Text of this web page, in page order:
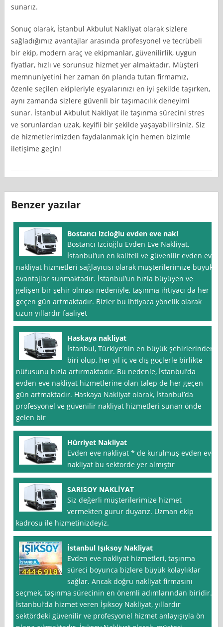
sunarız.
Sonuç olarak, İstanbul Akbulut Nakliyat olarak sizlere
sağladığımız avantajlar arasında profesyonel ve tecrübeli
bir ekip, modern araç ve ekipmanlar, güvenilirlik, uygun
fiyatlar, hızlı ve sorunsuz hizmet yer almaktadır. Müşteri
memnuniyetini her zaman ön planda tutan firmamız,
özenle seçilen ekipleriyle eşyalarınızı en iyi şekilde taşırken,
aynı zamanda sizlere güvenli bir taşımacılık deneyimi
sunar. İstanbul Akbulut Nakliyat ile taşınma sürecini stres
ve sorunlardan uzak, keyifli bir şekilde yaşayabilirsiniz. Siz
de hizmetlerimizden faydalanmak için hemen bizimle
iletişime geçin!
Benzer yazılar
Bostancı izcioğlu evden eve nakl
Bostancı Izcioğlu Evden Eve Nakliyat,
İstanbul‘un en kaliteli ve güvenilir evden eve
nakliyat hizmetleri sağlayıcısı olarak müşterilerimize büyük
avantajlar sunmaktadır. İstanbul’un hızla büyüyen ve
gelişen bir şehir olması nedeniyle, taşınma ihtiyacı da her
geçen gün artmaktadır. Bizler bu ihtiyaca yönelik olarak
uzun yıllardır faaliyet
Haskaya nakliyat
İstanbul, Türkiye’nin en büyük şehirlerinden
biri olup, her yıl iç ve dış göçlerle birlikte
nüfusunu hızla artırmaktadır. Bu nedenle, İstanbul’da
evden eve nakliyat hizmetlerine olan talep de her geçen
gün artmaktadır. Haskaya Nakliyat olarak, İstanbul’da
profesyonel ve güvenilir nakliyat hizmetleri sunan önde
gelen bir
Hürriyet Nakliyat
Evden eve nakliyat * de kurulmuş evden eve
nakliyat bu sektorde yer almıştır
SARISOY NAKLİYAT
Siz değerli müşterilerimize hizmet
vermekten gurur duyarız. Uzman ekip
kadrosu ile hizmetinizdeyiz.
İstanbul Işıksoy Nakliyat
Evden eve nakliyat hizmetleri, taşınma
süreci boyunca bizlere büyük kolaylıklar
sağlar. Ancak doğru nakliyat firmasını
seçmek, taşınma sürecinin en önemli adımlarından biridir.
İstanbul‘da hizmet veren İşıksoy Nakliyat, yıllardır
sektördeki güvenilir ve profesyonel hizmet anlayışıyla ön